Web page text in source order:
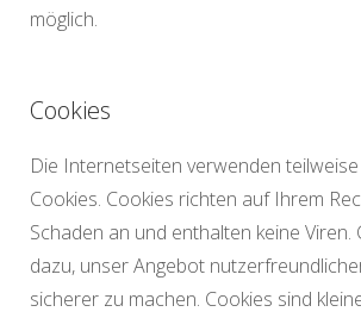
möglich.
Cookies
Die Internetseiten verwenden
Cookies. Cookies richten auf Ihrem
Schaden an und enthalten keine Viren.
dazu, unser Angebot
sicherer zu machen. Cookies sind